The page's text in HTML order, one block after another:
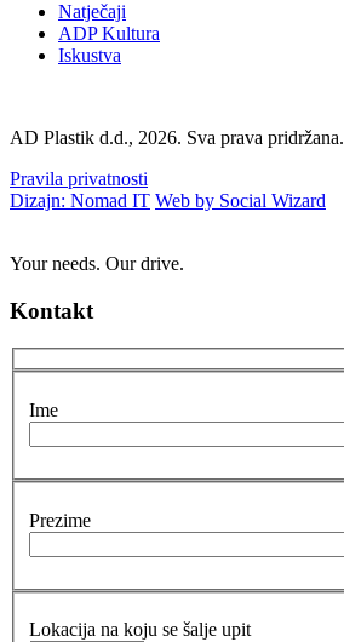
Natječaji
ADP Kultura
Iskustva
AD Plastik d.d., 2026. Sva prava pridržana.
Pravila privatnosti
Dizajn: Nomad IT Web by Social Wizard
Your needs. Our drive.
Kontakt
Ime
Prezime
Lokacija na koju se šalje upit